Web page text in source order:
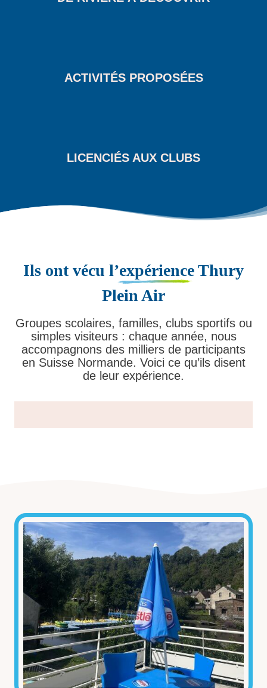
ACTIVITÉS PROPOSÉES
LICENCIÉS AUX CLUBS
Ils ont vécu l’expérienceThury
Plein Air
Groupes scolaires, familles, clubs sportifs ou
simples visiteurs : chaque année, nous
accompagnons des milliers de participants
en Suisse Normande. Voici ce qu’ils disent
de leur expérience.